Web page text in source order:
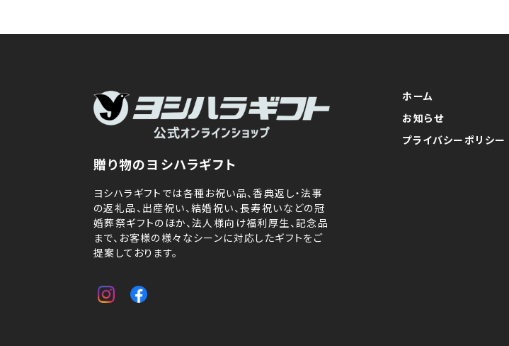
贈り物のヨシハラギフト
ヨシハラギフトでは各種お祝い品、香典返し・法事
の返礼品、出産祝い、結婚祝い、長寿祝いなどの冠
婚葬祭ギフトのほか、法人様向け福利厚生、記念品
まで、お客様の様々なシーンに対応したギフトをご
提案しております。
ホーム
お知らせ
プライバシーポリシー